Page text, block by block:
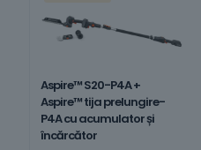
Aspire™ S20-P4A +
Aspire™ tija prelungire-
P4A cu acumulator și
încărcător